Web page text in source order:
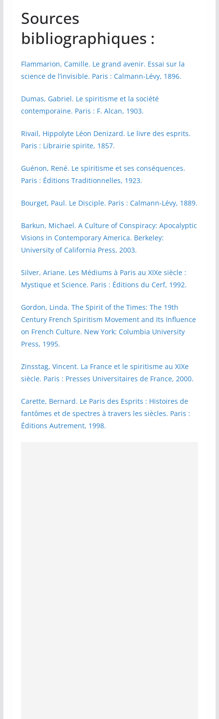
Sources
bibliographiques :
Flammarion, Camille. Le grand avenir. Essai sur la
science de l’invisible. Paris : Calmann-Lévy, 1896.
Dumas, Gabriel. Le spiritisme et la société
contemporaine. Paris : F. Alcan, 1903.
Rivail, Hippolyte Léon Denizard. Le livre des esprits.
Paris : Librairie spirite, 1857.
Guénon, René. Le spiritisme et ses conséquences.
Paris : Éditions Traditionnelles, 1923.
Bourget, Paul. Le Disciple. Paris : Calmann-Lévy, 1889.
Barkun, Michael. A Culture of Conspiracy: Apocalyptic
Visions in Contemporary America. Berkeley:
University of California Press, 2003.
Silver, Ariane. Les Médiums à Paris au XIXe siècle :
Mystique et Science. Paris : Éditions du Cerf, 1992.
Gordon, Linda. The Spirit of the Times: The 19th
Century French Spiritism Movement and Its Influence
on French Culture. New York: Columbia University
Press, 1995.
Zinsstag, Vincent. La France et le spiritisme au XIXe
siècle. Paris : Presses Universitaires de France, 2000.
Carette, Bernard. Le Paris des Esprits : Histoires de
fantômes et de spectres à travers les siècles. Paris :
Éditions Autrement, 1998.